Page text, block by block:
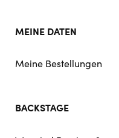
MEINE DATEN
Meine Bestellungen
BACKSTAGE